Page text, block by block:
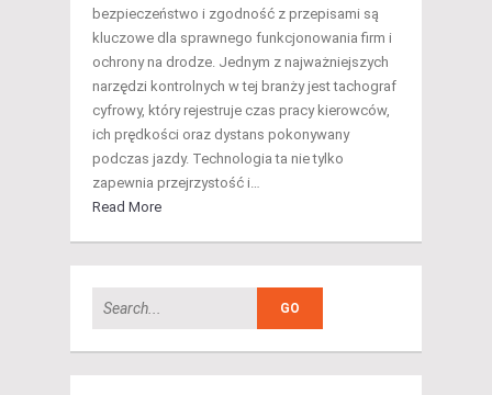
bezpieczeństwo i zgodność z przepisami są
kluczowe dla sprawnego funkcjonowania firm i
ochrony na drodze. Jednym z najważniejszych
narzędzi kontrolnych w tej branży jest tachograf
cyfrowy, który rejestruje czas pracy kierowców,
ich prędkości oraz dystans pokonywany
podczas jazdy. Technologia ta nie tylko
zapewnia przejrzystość i…
Read More